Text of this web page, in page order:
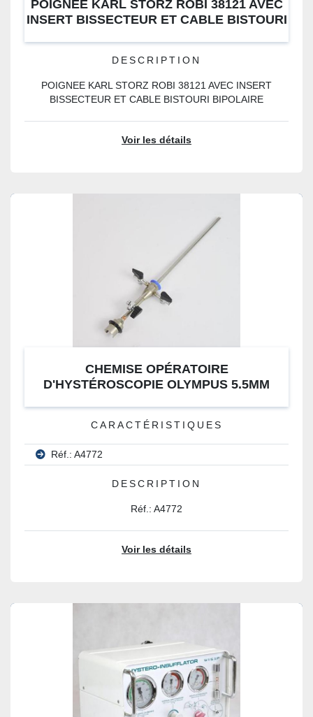
POIGNEE KARL STORZ ROBI 38121 AVEC
INSERT BISSECTEUR ET CABLE BISTOURI
DESCRIPTION
POIGNEE KARL STORZ ROBI 38121 AVEC INSERT
BISSECTEUR ET CABLE BISTOURI BIPOLAIRE
Voir les détails
CHEMISE OPÉRATOIRE
D'HYSTÉROSCOPIE OLYMPUS 5.5MM
CARACTÉRISTIQUES
Réf.: A4772
DESCRIPTION
Réf.: A4772
Voir les détails